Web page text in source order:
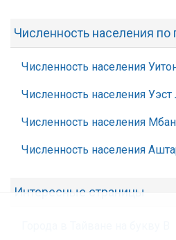
Численность населения по
Численность населения
Численность населения
Численность населения
Численность населения
Интересные страницы